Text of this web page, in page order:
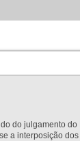
do julgamento
interposição